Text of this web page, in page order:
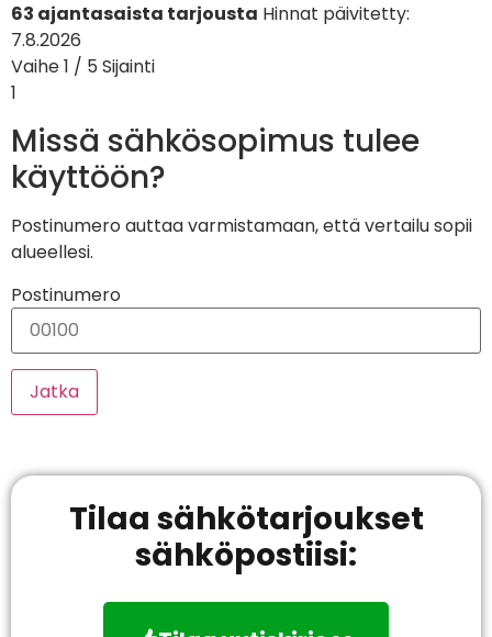
63 ajantasaista tarjousta Hinnat päivitetty:
7.8.2026
Vaihe 1 / 5 Sijainti
1
Missä sähkösopimus tulee
käyttöön?
Postinumero auttaa varmistamaan, että vertailu sopii
alueellesi.
Postinumero
Jatka
Tilaa sähkötarjoukset
sähköpostiisi: